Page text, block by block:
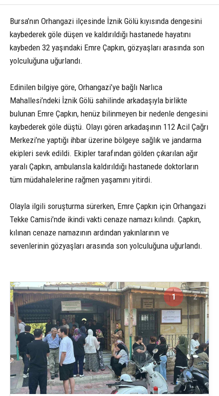
Bursa’nın Orhangazi ilçesinde İznik Gölü kıyısında dengesini
kaybederek göle düşen ve kaldırıldığı hastanede hayatını
kaybeden 32 yaşındaki Emre Çapkın, gözyaşları arasında son
yolculuğuna uğurlandı.
Edinilen bilgiye göre, Orhangazi’ye bağlı Narlıca
Mahallesi’ndeki İznik Gölü sahilinde arkadaşıyla birlikte
bulunan Emre Çapkın, henüz bilinmeyen bir nedenle dengesini
kaybederek göle düştü. Olayı gören arkadaşının 112 Acil Çağrı
Merkezi’ne yaptığı ihbar üzerine bölgeye sağlık ve jandarma
ekipleri sevk edildi. Ekipler tarafından gölden çıkarılan ağır
yaralı Çapkın, ambulansla kaldırıldığı hastanede doktorların
tüm müdahalelerine rağmen yaşamını yitirdi.
Olayla ilgili soruşturma sürerken, Emre Çapkın için Orhangazi
Tekke Camisi’nde ikindi vakti cenaze namazı kılındı. Çapkın,
kılınan cenaze namazının ardından yakınlarının ve
sevenlerinin gözyaşları arasında son yolculuğuna uğurlandı.
1 2